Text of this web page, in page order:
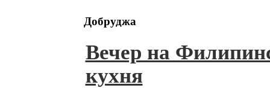
Добруджа
Вечер на
кухня